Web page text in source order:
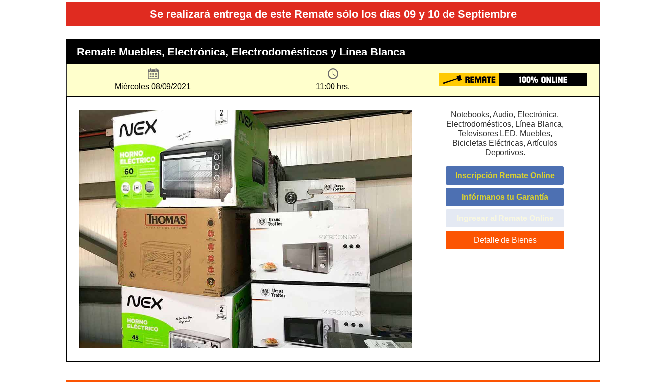
Se realizará entrega de este Remate sólo los días 09 y 10 de Septiembre
Remate Muebles, Electrónica, Electrodomésticos y Línea Blanca
Miércoles 08/09/2021 11:00 hrs.
Notebooks, Audio, Electrónica,
Electrodomésticos, Línea Blanca,
Televisores LED, Muebles,
Bicicletas Eléctricas, Artículos
Deportivos.
Inscripción Remate Online
Infórmanos tu Garantía
Detalle de Bienes